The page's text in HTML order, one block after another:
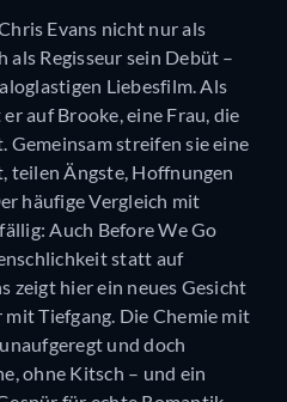
Evans nicht nur als
als Regisseur sein Debüt –
Liebesfilm. Als
auf Brooke, eine Frau, die
Gemeinsam streifen sie eine
teilen Ängste, Hoffnungen
häufige Vergleich mit
Auch Before We Go
statt auf
zeigt hier ein neues Gesicht
Tiefgang. Die Chemie mit
und doch
ohne Kitsch – und ein